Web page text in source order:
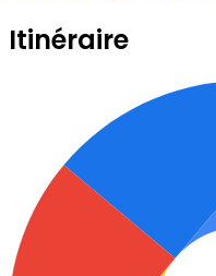
Itinéraire